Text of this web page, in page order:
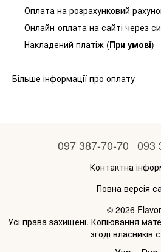
Оплата на розрахунковий
Онлайн-оплата на сайті через
Накладений платіж (При умові)
Більше інформації про оплату
097 387-70-70 093
Контактна
Повна версія
© 2026
Усі права захищені. Копіювання
згоді власників